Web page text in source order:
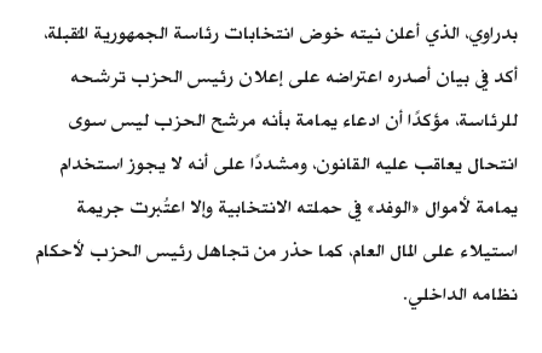
بدراوي، الذي أعلن نيته خوض انتخابات رئاسة الجمهورية المُقبلة،
أكد في بيان أصدره اعتراضه على إعلان رئيس الحزب ترشحه
للرئاسة، مؤكدًا أن ادعاء يمامة بأنه مرشح الحزب ليس سوى
انتحال يعاقب عليه القانون، ومشددًا على أنه لا يجوز استخدام
يمامة لأموال «الوفد» في حملته الانتخابية وإلا اعتُبرت جريمة
استيلاء على المال العام، كما حذر من تجاهل رئيس الحزب لأحكام
نظامه الداخلي.